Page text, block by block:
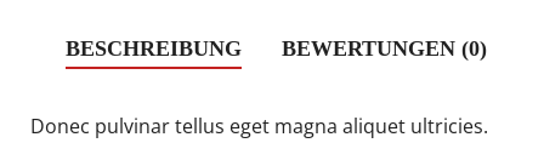
BESCHREIBUNG BEWERTUNGEN (0)
Donec pulvinar tellus eget magna aliquet ultricies.